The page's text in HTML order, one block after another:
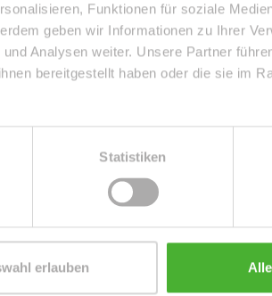
Funktionen für soziale
geben wir Informationen zu Ihrer
Analysen weiter. Unsere Partner
bereitgestellt haben oder die sie im
Statistiken
erlauben
um die Morgensonne zu
Immobilie deutlich erhöht.
solides
befindliche Fahrradraum
Planung als auch